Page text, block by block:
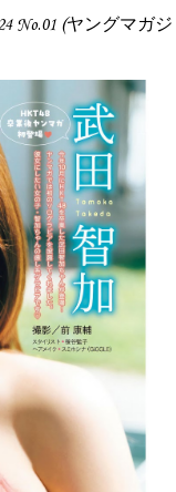
No.01 (ヤングマガジ